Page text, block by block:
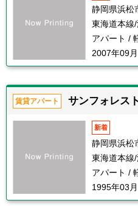
静岡県浜松
東海道本線
アパート /
2007年09月
賃貸アパート サンフォレス
新着
静岡県浜松
東海道本線
アパート /
1995年03月